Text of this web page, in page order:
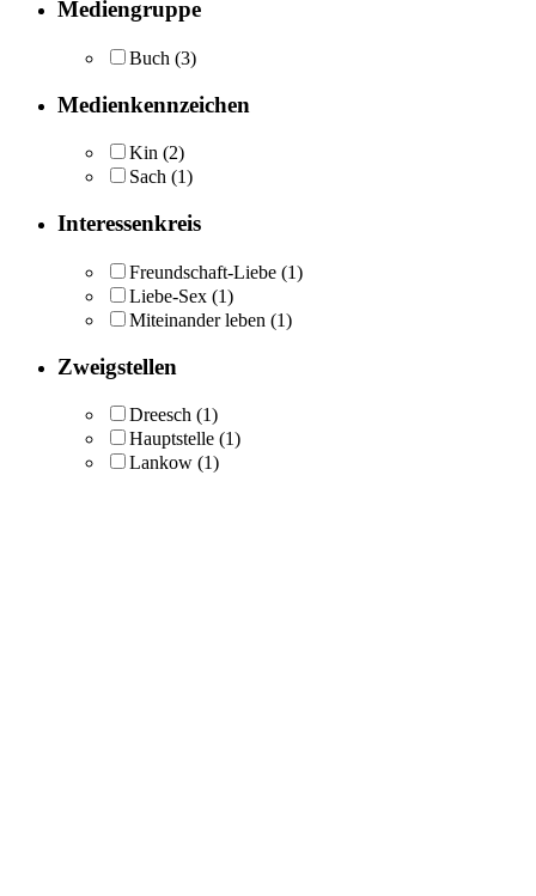
Mediengruppe
Buch (3)
Medienkennzeichen
Kin (2)
Sach (1)
Interessenkreis
Freundschaft-Liebe (1)
Liebe-Sex (1)
Miteinander leben (1)
Zweigstellen
Dreesch (1)
Hauptstelle (1)
Lankow (1)